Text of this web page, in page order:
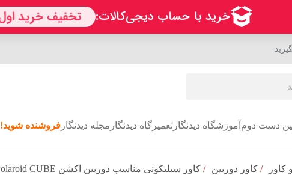
دست دوم آموزشگاه دیدنگار تعمیرگاه دیدنگار مجله دیدنگار فروشنده شوید!
/ کاور دوربین / کاور سیلیکونی مناسب دوربین اکشن Polaroid CUBE آبی